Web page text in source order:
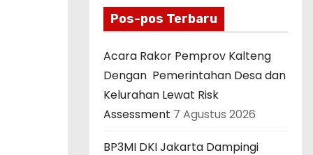
Pos-pos Terbaru
Acara Rakor Pemprov Kalteng
Dengan Pemerintahan Desa dan
Kelurahan Lewat Risk
Assessment 7 Agustus 2026
BP3MI DKI Jakarta Dampingi